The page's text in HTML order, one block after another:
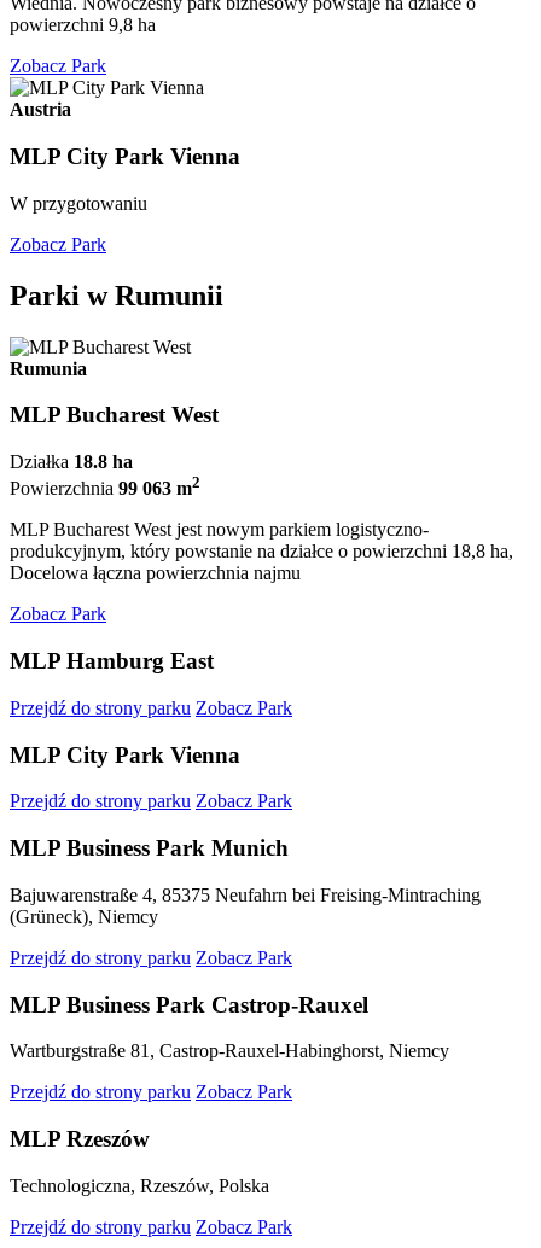
powierzchni 9,8 ha
Zobacz Park
Austria
MLP City Park Vienna
W przygotowaniu
Zobacz Park
Parki w Rumunii
Rumunia
MLP Bucharest West
Działka 18.8 ha
Powierzchnia 99 063 m2
MLP Bucharest West jest nowym parkiem logistyczno-
produkcyjnym, który powstanie na działce o powierzchni 18,8 ha,
Docelowa łączna powierzchnia najmu
Zobacz Park
MLP Hamburg East
Przejdź do strony parku Zobacz Park
MLP City Park Vienna
Przejdź do strony parku Zobacz Park
MLP Business Park Munich
Bajuwarenstraße 4, 85375 Neufahrn bei Freising-Mintraching
(Grüneck), Niemcy
Przejdź do strony parku Zobacz Park
MLP Business Park Castrop-Rauxel
Wartburgstraße 81, Castrop-Rauxel-Habinghorst, Niemcy
Przejdź do strony parku Zobacz Park
MLP Rzeszów
Technologiczna, Rzeszów, Polska
Przejdź do strony parku Zobacz Park